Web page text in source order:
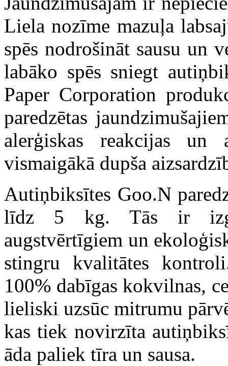
Liela nozīme mazuļa
spēs nodrošināt sausu un
labāko spēs sniegt
Paper Corporation
paredzētas
alerģiskas reakcijas un
vismaigākā dupša
Autiņbiksītes Goo.N
līdz 5 kg. Tās ir
augstvērtīgiem un
stingru kvalitātes
100% dabīgas kokvilnas,
lieliski uzsūc mitrumu
kas tiek novirzīta
āda paliek tīra un sausa.